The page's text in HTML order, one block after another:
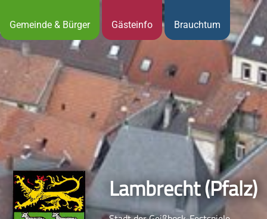
Gemeinde & Bürger Gästeinfo Brauchtum
Lambrecht (Pfalz)